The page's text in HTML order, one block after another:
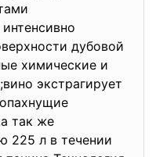
дубовой
химические и
экстрагирует
так же
225 л в течении